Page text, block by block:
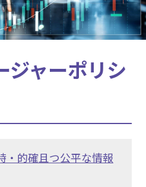
ジャーポリシ
・的確且つ公平な情報